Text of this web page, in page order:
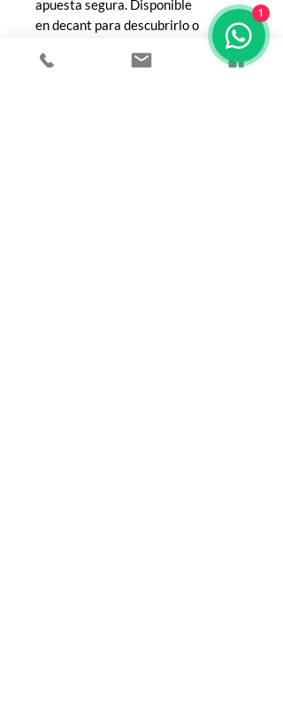
apuesta segura. Disponible
en decant para descubrirlo o
en botella para quienes ya saben lo
que buscan.
1